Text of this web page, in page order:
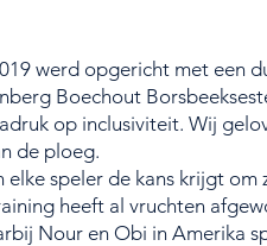
werd opgericht met een
Boechout
op inclusiviteit. Wij
de ploeg.
speler de kans krijgt om
heeft al vruchten
Nour en Obi in Amerika